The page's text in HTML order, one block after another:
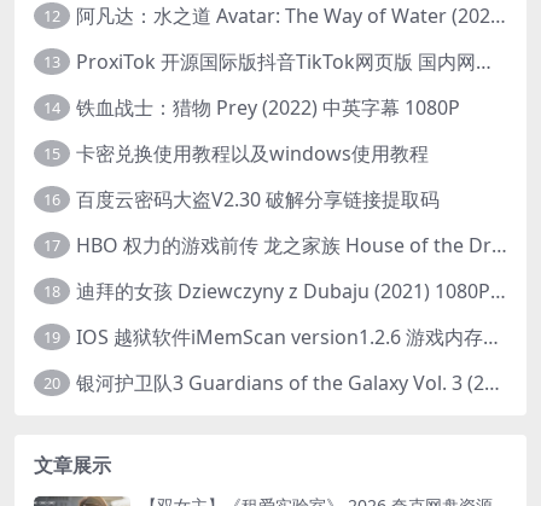
12 阿凡达：水之道 Avatar: The Way of Water (2022) 1080p 2k 4k 中文字幕
13 ProxiTok 开源国际版抖音TikTok网页版 国内网络直连
14 铁血战士：猎物 Prey (2022) 中英字幕 1080P
15 卡密兑换使用教程以及windows使用教程
16 百度云密码大盗V2.30 破解分享链接提取码
17 HBO 权力的游戏前传 龙之家族 House of the Dragon (2022) 中字 1080P 更新4集
18 迪拜的女孩 Dziewczyny z Dubaju (2021) 1080P 中字
19 IOS 越狱软件iMemScan version1.2.6 游戏内存修改器
20 银河护卫队3 Guardians of the Galaxy Vol. 3 (2023)4K高清资源1080p只分享精品
文章展示